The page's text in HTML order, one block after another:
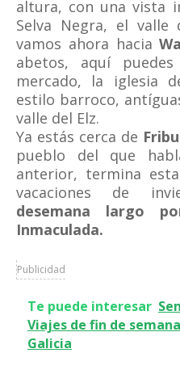
altura, con una vista
Selva Negra, el valle
vamos ahora hacia
abetos, aquí
mercado, la iglesia
estilo barroco,
valle del Elz.
Ya estás cerca de
pueblo del que
anterior, termina
vacaciones de
desemana largo
Inmaculada.
Publicidad
Te puede interesar
Viajes de fin de
Galicia